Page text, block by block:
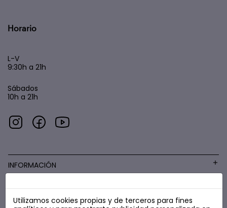
Horario
L-V
9:30h a 21h
Sábados
10h a 21h
INFORMACIÓN
COSMÉTICA LOW COST
Utilizamos cookies propias y de terceros para fines